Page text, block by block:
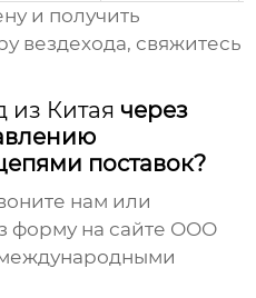
и получить
вездехода, свяжитесь
из Китая через
поставок?
нам или
форму на сайте ООО